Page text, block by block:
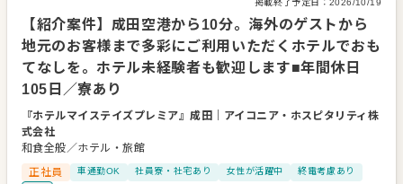
掲載終了予定日： 2026/10/19
【紹介案件】成田空港から10分。海外のゲストから
地元のお客様まで多彩にご利用いただくホテルでおも
てなしを。ホテル未経験者も歓迎します■年間休日
105日／寮あり
『ホテルマイステイズプレミア』成田
アイコニア・ホスピタリティ株
式会社
和食全般／ホテル・旅館
正社員
車通勤OK 社員寮・社宅あり 女性が活躍中
終電考慮あり